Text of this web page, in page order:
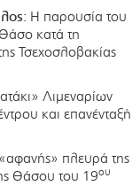
Η παρουσία του
κατά τη
Τσεχοσλοβακίας
Λιμεναρίων
και επανένταξή
πλευρά της
Θάσου του 19ου